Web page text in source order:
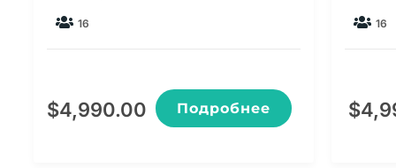
16
$4,990.00 Подробнее
16
$